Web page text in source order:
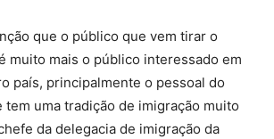
que o público que vem tirar o
muito mais o público interessado em
país, principalmente o pessoal do
uma tradição de imigração muito
da delegacia de imigração da